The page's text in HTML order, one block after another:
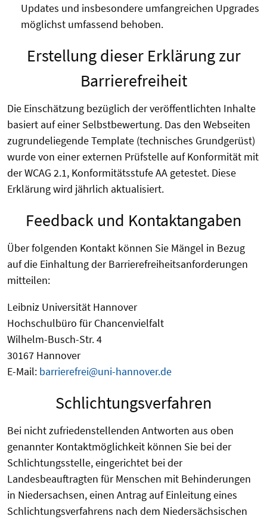
Updates und insbesondere umfangreichen Upgrades
möglichst umfassend behoben.
Erstellung dieser Erklärung zur
Barrierefreiheit
Die Einschätzung bezüglich der veröffentlichten Inhalte
basiert auf einer Selbstbewertung. Das den Webseiten
zugrundeliegende Template (technisches Grundgerüst)
wurde von einer externen Prüfstelle auf Konformität mit
der WCAG 2.1, Konformitätsstufe AA getestet. Diese
Erklärung wird jährlich aktualisiert.
Feedback und Kontaktangaben
Über folgenden Kontakt können Sie Mängel in Bezug
auf die Einhaltung der Barrierefreiheitsanforderungen
mitteilen:
Leibniz Universität Hannover
Hochschulbüro für Chancenvielfalt
Wilhelm-Busch-Str. 4
30167 Hannover
E-Mail: barrierefrei@uni-hannover.de
Schlichtungsverfahren
Bei nicht zufriedenstellenden Antworten aus oben
genannter Kontaktmöglichkeit können Sie bei der
Schlichtungsstelle, eingerichtet bei der
Landesbeauftragten für Menschen mit Behinderungen
in Niedersachsen, einen Antrag auf Einleitung eines
Schlichtungsverfahrens nach dem Niedersächsischen